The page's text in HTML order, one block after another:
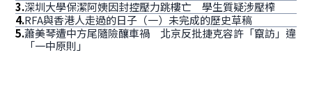
3.深圳大學保潔阿姨因封控壓力跳樓亡 學生質疑涉壓榨
4.RFA與香港人走過的日子（一）未完成的歷史草稿
5.蕭美琴遭中方尾隨險釀車禍 北京反批捷克容許「竄訪」違
「一中原則」